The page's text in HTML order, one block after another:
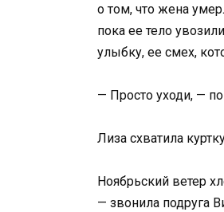
о том, что жена
пока ее тело
улыбку, ее смех,
— Просто уходи, —
Лиза схватила
Ноябрьский ветер
— звонила подруга